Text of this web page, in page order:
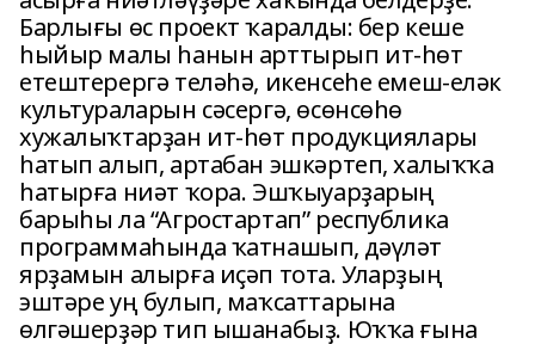
Барлығы өс проект ҡаралды: бер кеше
һыйыр малы һанын арттырып ит-һөт
етештерергә теләһә, икенсеһе емеш-еләк
культураларын сәсергә, өсөнсөһө
хужалыҡтарҙан ит-һөт продукциялары
һатып алып, артабан эшкәртеп, халыҡҡа
һатырға ниәт ҡора. Эшҡыуарҙарың
барыһы ла “Агростартап” республика
программаһында ҡатнашып, дәүләт
ярҙамын алырға иҫәп тота. Уларҙың
эштәре уң булып, маҡсаттарына
өлгәшерҙәр тип ышанабыҙ. Юҡҡа ғына